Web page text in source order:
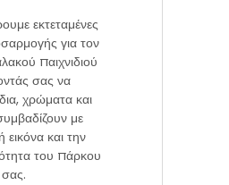
εκτεταμένες
για τον
παιχνιδιού
σας να
χρώματα και
με
εικόνα και την
του πάρκου